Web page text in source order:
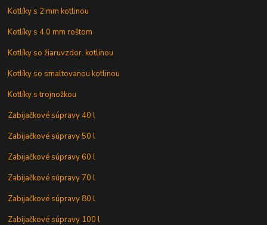
Kotlíky s 2 mm kotlinou
Kotlíky s 4,0 mm roštom
Kotlíky so žiaruvzdor. kotlinou
Kotlíky so smaltovanou kotlinou
Kotlíky s trojnožkou
Zabijačkové súpravy 40 l
Zabijačkové súpravy 50 l
Zabijačkové súpravy 60 l
Zabijačkové súpravy 70 l
Zabijačkové súpravy 80 l
Zabijačkové súpravy 100 l